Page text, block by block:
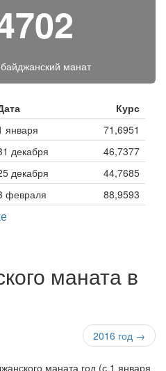
манат
Курс
января
71,6951
декабря
46,7377
декабря
44,7685
февраля 88,9593
маната в
2016 год →